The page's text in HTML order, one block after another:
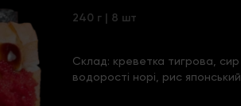
240 г | 8 шт
Склад: креветка тигрова, сир
водорості норі, рис японський